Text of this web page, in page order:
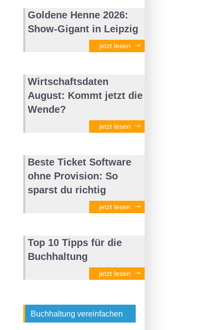
Goldene Henne 2026:
Show-Gigant in Leipzig
jetzt lesen
Wirtschaftsdaten
August: Kommt jetzt die
Wende?
jetzt lesen
Beste Ticket Software
ohne Provision: So
sparst du richtig
jetzt lesen
Top 10 Tipps für die
Buchhaltung
jetzt lesen
Buchhaltung vereinfachen